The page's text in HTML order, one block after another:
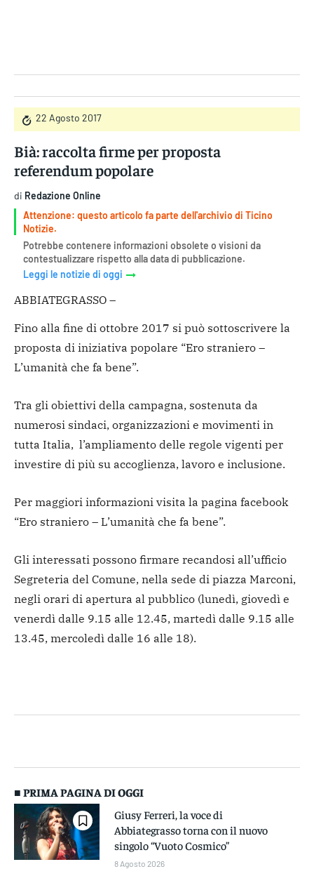
22 Agosto 2017
Bià: raccolta firme per proposta
referendum popolare
di Redazione Online
Attenzione: questo articolo fa parte dell'archivio di Ticino
Notizie.
Potrebbe contenere informazioni obsolete o visioni da
contestualizzare rispetto alla data di pubblicazione.
Leggi le notizie di oggi
ABBIATEGRASSO –
Fino alla fine di ottobre 2017 si può sottoscrivere la
proposta di iniziativa popolare “Ero straniero –
L’umanità che fa bene”.
Tra gli obiettivi della campagna, sostenuta da
numerosi sindaci, organizzazioni e movimenti in
tutta Italia, l’ampliamento delle regole vigenti per
investire di più su accoglienza, lavoro e inclusione.
Per maggiori informazioni visita la pagina facebook
“Ero straniero – L’umanità che fa bene”.
Gli interessati possono firmare recandosi all’ufficio
Segreteria del Comune, nella sede di piazza Marconi,
negli orari di apertura al pubblico (lunedì, giovedì e
venerdì dalle 9.15 alle 12.45, martedì dalle 9.15 alle
13.45, mercoledì dalle 16 alle 18).
■ PRIMA PAGINA DI OGGI
Giusy Ferreri, la voce di
Abbiategrasso torna con il nuovo
singolo “Vuoto Cosmico”
8 Agosto 2026